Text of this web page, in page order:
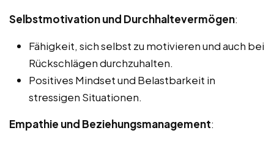
Selbstmotivation und Durchhaltevermögen:
Fähigkeit, sich selbst zu motivieren und auch bei
Rückschlägen durchzuhalten.
Positives Mindset und Belastbarkeit in
stressigen Situationen.
Empathie und Beziehungsmanagement: